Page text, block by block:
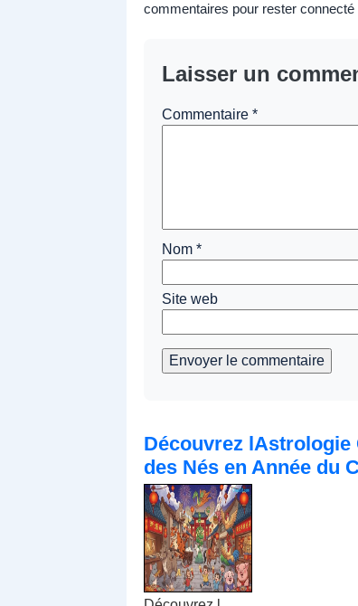
commentaires pour rester connecté
Laisser un
Commentaire *
Nom *
Site web
Envoyer le commentaire
Découvrez lAstrologie
des Nés en Année du